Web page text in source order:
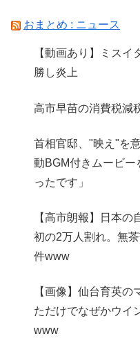
おまとめ : ニュース
【動画あり】ミス
勝し炎上
高市早苗の消費税減
首相官邸、"映え"を
動BGM付きムービ
ったです」
【高市朗報】日本
初の2万人割れ。無
件www
【画像】仙台育英
ただけでなぜかウイ
www